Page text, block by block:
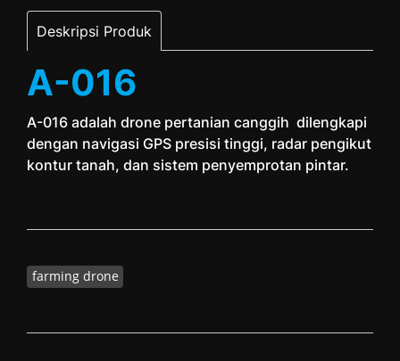
Deskripsi Produk
A-016
A-016 adalah drone pertanian canggih dilengkapi
dengan navigasi GPS presisi tinggi, radar pengikut
kontur tanah, dan sistem penyemprotan pintar.
farming drone